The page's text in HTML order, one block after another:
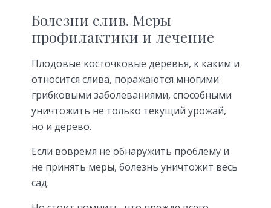
Болезни слив. Меры
профилактики и лечение
Плодовые косточковые деревья, к каким и
относится слива, поражаются многими
грибковыми заболеваниями, способными
уничтожить не только текущий урожай,
но и дерево.
Если вовремя не обнаружить проблему и
не принять меры, болезнь уничтожит весь
сад.